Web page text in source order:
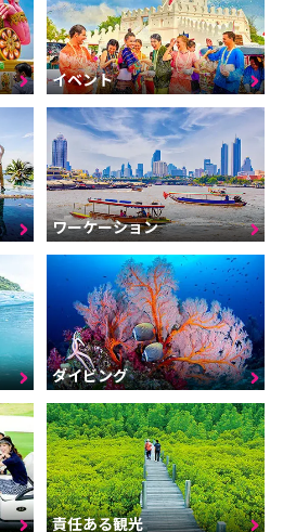
イベント
ワーケーション
ダイビング
責任ある観光